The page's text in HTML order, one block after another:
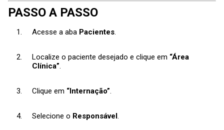
PASSO A PASSO
Acesse a aba Pacientes.
Localize o paciente desejado e clique em “Área
Clínica”.
Clique em “Internação”.
Selecione o Responsável.